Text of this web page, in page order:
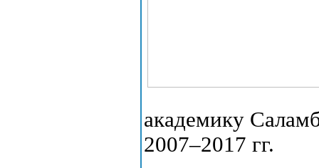
академику
2007–2017 гг.